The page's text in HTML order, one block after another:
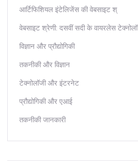
आर्टिफिशियल इंटेलिजेंस की वेबसाइट श्
वेबसाइट श्रेणी: दसवीं सदी के वायरलेस टेक्नोलॉ
विज्ञान और प्रौद्योगिकी
तकनीकी और विज्ञान
टेक्नोलॉजी और इंटरनेट
प्रौद्योगिकी और एआई
तकनीकी जानकारी